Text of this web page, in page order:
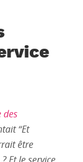
des
“Et
être